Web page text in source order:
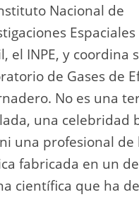
Nacional de
Espaciales
el INPE, y coordina
de Gases de
No es una
una celebridad
una profesional de
fabricada en un
científica que ha